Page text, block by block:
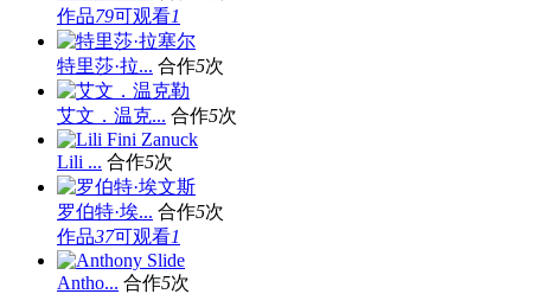
作品79可观看1
特里莎·拉... 合作5次
艾文．温克... 合作5次
Lili ... 合作5次
罗伯特·埃... 合作5次
作品37可观看1
Antho... 合作5次